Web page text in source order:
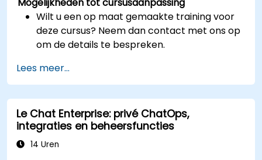
Wilt u een op maat gemaakte training voor
deze cursus? Neem dan contact met ons op
om de details te bespreken.
Lees meer...
Le Chat Enterprise: privé ChatOps,
integraties en beheersfuncties
14 Uren